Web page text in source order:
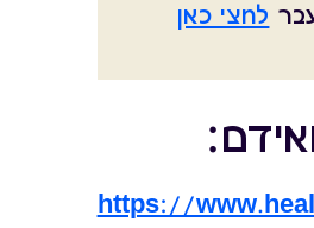
לחצי כאן
https://